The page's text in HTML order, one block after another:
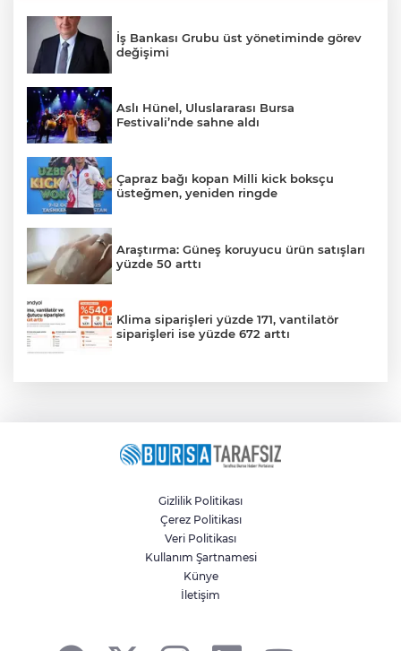
İş Bankası Grubu üst yönetiminde görev
değişimi
Aslı Hünel, Uluslararası Bursa
Festivali’nde sahne aldı
Çapraz bağı kopan Milli kick boksçu
üsteğmen, yeniden ringde
Araştırma: Güneş koruyucu ürün satışları
yüzde 50 arttı
Klima siparişleri yüzde 171, vantilatör
siparişleri ise yüzde 672 arttı
Gizlilik Politikası
Çerez Politikası
Veri Politikası
Kullanım Şartnamesi
Künye
İletişim